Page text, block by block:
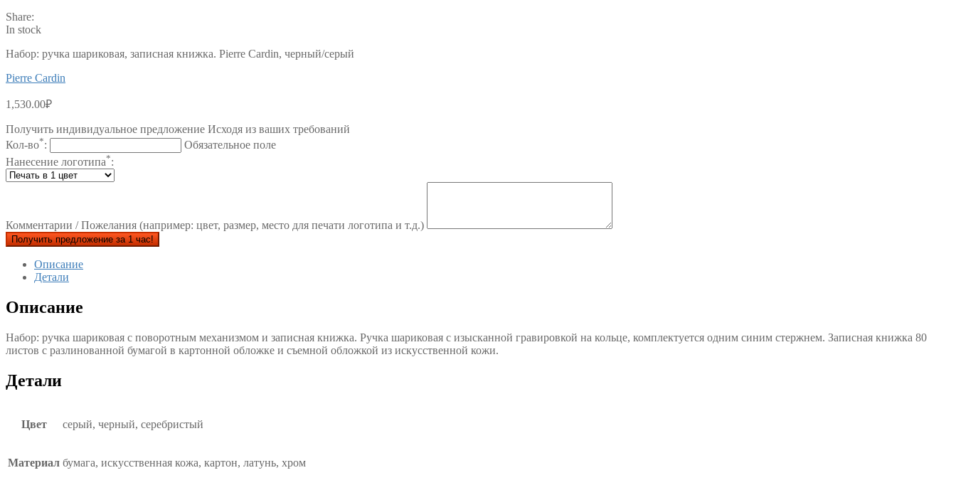
Share:
In stock
Набор: ручка шариковая, записная книжка. Pierre Cardin, черный/серый
Pierre Cardin
1,530.00₽
Получить индивидуальное предложение Исходя из ваших требований
Кол-во*:
Обязательное поле
Нанесение логотипа*:
Комментарии / Пожелания (например: цвет, размер, место для печати логотипа и т.д.)
Получить предложение за 1 час!
Описание
Детали
Описание
Набор: ручка шариковая с поворотным механизмом и записная книжка. Ручка шариковая с изысканной гравировкой на кольце, комплектуется одним синим стержнем. Записная книжка 80
листов с разлинованной бумагой в картонной обложке и съемной обложкой из искусственной кожи.
Детали
Цвет серый, черный, серебристый
Материал бумага, искусственная кожа, картон, латунь, хром